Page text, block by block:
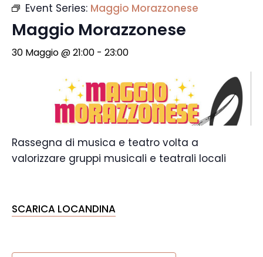
Event Series: Maggio Morazzonese
Maggio Morazzonese
30 Maggio @ 21:00 - 23:00
Rassegna di musica e teatro volta a
valorizzare gruppi musicali e teatrali locali
SCARICA LOCANDINA